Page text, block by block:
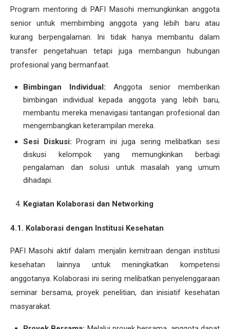
Program mentoring di PAFI Masohi memungkinkan anggota
senior untuk membimbing anggota yang lebih baru atau
kurang berpengalaman. Ini tidak hanya membantu dalam
transfer pengetahuan tetapi juga membangun hubungan
profesional yang bermanfaat.
Bimbingan Individual: Anggota senior memberikan
bimbingan individual kepada anggota yang lebih baru,
membantu mereka menavigasi tantangan profesional dan
mengembangkan keterampilan mereka.
Sesi Diskusi:Program ini juga sering melibatkan sesi
diskusi kelompok yang memungkinkan berbagi
pengalaman dan solusi untuk masalah yang umum
dihadapi.
Kegiatan Kolaborasi dan Networking
4.1. Kolaborasi dengan Institusi Kesehatan
PAFI Masohi aktif dalam menjalin kemitraan dengan institusi
kesehatan lainnya untuk meningkatkan kompetensi
anggotanya. Kolaborasi ini sering melibatkan penyelenggaraan
seminar bersama, proyek penelitian, dan inisiatif kesehatan
masyarakat.